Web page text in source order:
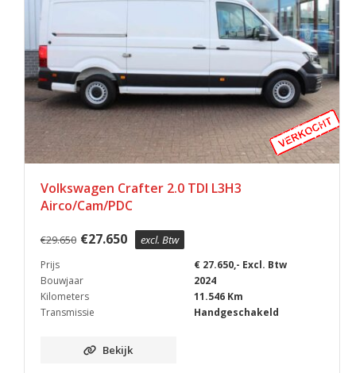
Volkswagen Crafter 2.0 TDI L3H3
Airco/Cam/PDC
€29.650 €27.650 excl. Btw
Prijs
€ 27.650,- Excl. Btw
Bouwjaar
2024
Kilometers
11.546 Km
Transmissie
Handgeschakeld
Bekijk